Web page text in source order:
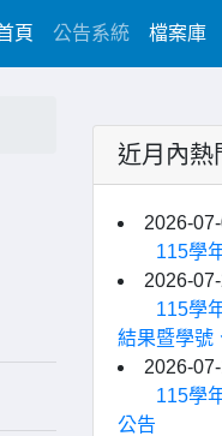
頁(current)
公告系統 檔案庫
近月內熱
2026-
115學
2026-
115學
結果暨學號
2026-
115學
公告